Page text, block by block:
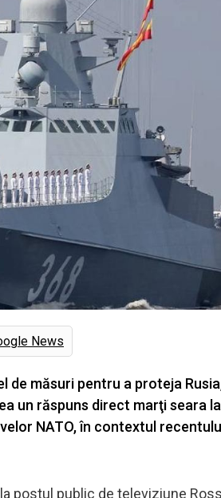
News
măsuri pentru a proteja
un răspuns direct marţi seara
NATO, în contextul
postul public de televiziune